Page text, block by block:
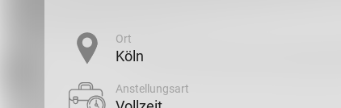
Ort
Köln
Anstellungsart